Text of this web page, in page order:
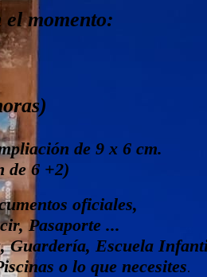
el momento:
de 9 x 6 cm.
de 6 +2)
oficiales,
Pasaporte ...
Guardería, Escuela
o lo que necesites.